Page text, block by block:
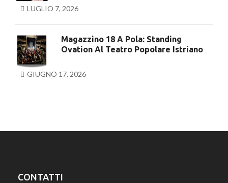
LUGLIO 7, 2026
Magazzino 18 A Pola: Standing
Ovation Al Teatro Popolare Istriano
GIUGNO 17, 2026
CONTATTI